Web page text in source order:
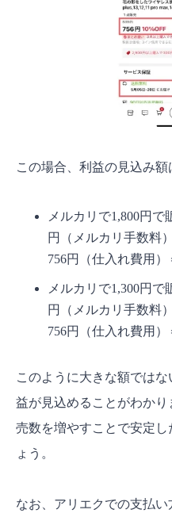
この場合、利益の見込み額
メルカリで1,800円で
円（メルカリ手数料
756円（仕入れ費用）
メルカリで1,300円で
円（メルカリ手数料
756円（仕入れ費用）
このように大きな額では
益が見込めることがわか
売数を増やすことで安定
ょう。
なお、アリエクでの支払い